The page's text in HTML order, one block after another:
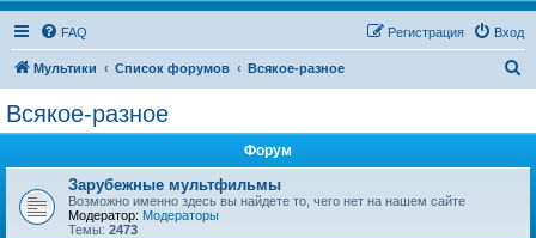
FAQ Вход
Регистрация
Мультики Список форумов Всякое-разное
Всякое-разное
Форум
Зарубежные мультфильмы
Возможно именно здесь вы найдете то, чего нет на нашем сайте
Модератор: Модераторы
Темы: 2473